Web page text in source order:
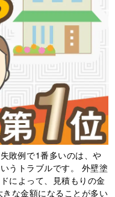
敗例で1番多いのは、や
うトラブルです。 外壁塗
によって、見積もりの金
な金額になることが多い